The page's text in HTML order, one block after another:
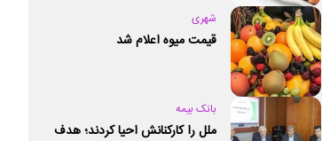
شهری
قیمت میوه اعلام شد
بانک بیمه
ملل را کارکنانش احیا کردند؛ هدف